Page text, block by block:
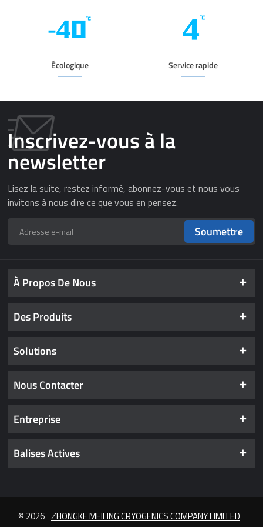
Écologique Service rapide
Inscrivez-vous à la
newsletter
Lisez la suite, restez informé, abonnez-vous et nous vous
invitons à nous dire ce que vous en pensez.
Soumettre
À Propos De Nous
Des Produits
Solutions
Nous Contacter
Entreprise
Balises Actives
© 2026 ZHONGKE MEILING CRYOGENICS COMPANY LIMITED